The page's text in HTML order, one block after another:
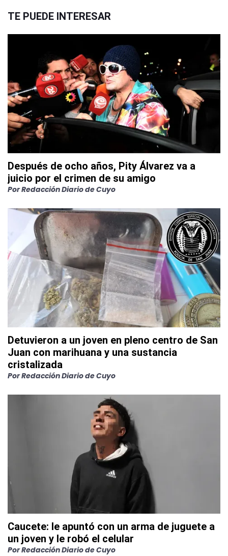
TE PUEDE INTERESAR
Después de ocho años, Pity Álvarez va a
juicio por el crimen de su amigo
PorRedacción Diario de Cuyo
Detuvieron a un joven en pleno centro de San
Juan con marihuana y una sustancia
cristalizada
PorRedacción Diario de Cuyo
Caucete: le apuntó con un arma de juguete a
un joven y le robó el celular
PorRedacción Diario de Cuyo